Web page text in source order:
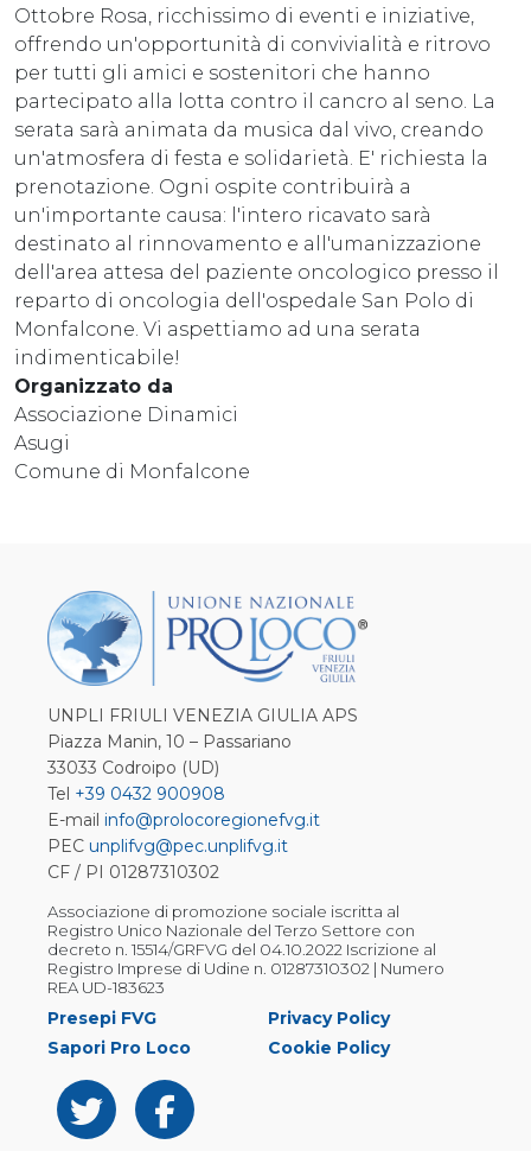
Ottobre Rosa, ricchissimo di eventi e iniziative,
offrendo un'opportunità di convivialità e ritrovo
per tutti gli amici e sostenitori che hanno
partecipato alla lotta contro il cancro al seno. La
serata sarà animata da musica dal vivo, creando
un'atmosfera di festa e solidarietà. E' richiesta la
prenotazione. Ogni ospite contribuirà a
un'importante causa: l'intero ricavato sarà
destinato al rinnovamento e all'umanizzazione
dell'area attesa del paziente oncologico presso il
reparto di oncologia dell'ospedale San Polo di
Monfalcone. Vi aspettiamo ad una serata
indimenticabile!
Organizzato da
Associazione Dinamici
Asugi
Comune di Monfalcone
UNPLI FRIULI VENEZIA GIULIA APS
Piazza Manin, 10 – Passariano
33033 Codroipo (UD)
Tel +39 0432 900908
E-mail info@prolocoregionefvg.it
PEC unplifvg@pec.unplifvg.it
CF / PI 01287310302
Associazione di promozione sociale iscritta al
Registro Unico Nazionale del Terzo Settore con
decreto n. 15514/GRFVG del 04.10.2022 Iscrizione al
Registro Imprese di Udine n. 01287310302 | Numero
REA UD-183623
Presepi FVG
Sapori Pro Loco
Privacy Policy
Cookie Policy